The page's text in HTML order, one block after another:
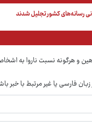
رسانه‌های کشور تجلیل شدند
و هرگونه نسبت ناروا به
زبان فارسی یا غیر مرتبط با